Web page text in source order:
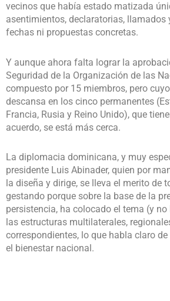
vecinos que había estado matizada
asentimientos, declaratorias, llamados
fechas ni propuestas concretas.
Y aunque ahora falta lograr la
Seguridad de la Organización de las
compuesto por 15 miembros, pero
descansa en los cinco permanentes
Francia, Rusia y Reino Unido), que
acuerdo, se está más cerca.
La diplomacia dominicana, y muy
presidente Luis Abinader, quien por
la diseña y dirige, se lleva el merito de
gestando porque sobre la base de la
persistencia, ha colocado el tema (y
las estructuras multilaterales,
correspondientes, lo que habla claro
el bienestar nacional.